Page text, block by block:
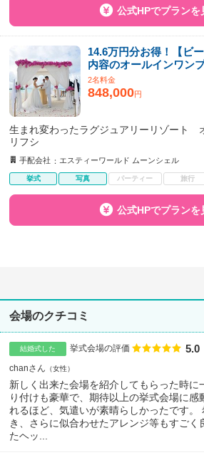
公式HPでプランを
14.6万円分お得！【ビ
内容のオールインワン
2名料金
848,000円
生まれ変わったラグジュアリーリゾート
リフシ
手配会社 エスティーワールド ムーンシェル
挙式 写真 パーティー 旅行
公式HPでプランを
会場のクチコミ
結婚式した 挙式会場の評価 点数
5.0
chanさん 女性
新しく出来た会場を紹介してもらった時に
り付けも豪華で、期待以上の挙式会場に感
れるほど、気遣いが素晴らしかったです。
き、さらに似合わせたアレンジ等もすごく
たヘッ...